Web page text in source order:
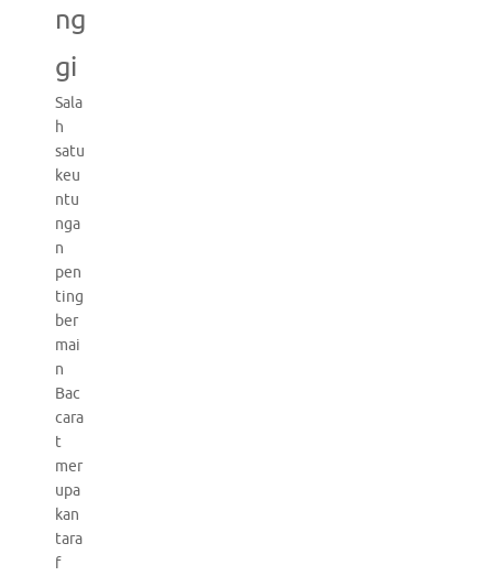
ng
gi
Sala
h
satu
keu
ntu
nga
n
pen
ting
ber
mai
n
Bac
cara
t
mer
upa
kan
tara
f